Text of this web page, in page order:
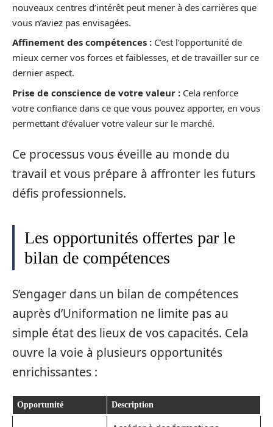
nouveaux centres d’intérêt peut mener à des carrières que
vous n’aviez pas envisagées.
Affinement des compétences : C’est l’opportunité de
mieux cerner vos forces et faiblesses, et de travailler sur ce
dernier aspect.
Prise de conscience de votre valeur : Cela renforce
votre confiance dans ce que vous pouvez apporter, en vous
permettant d’évaluer votre valeur sur le marché.
Ce processus vous éveille au monde du
travail et vous prépare à affronter les futurs
défis professionnels.
Les opportunités offertes par le
bilan de compétences
S’engager dans un bilan de compétences
auprès d’Uniformation ne limite pas au
simple état des lieux de vos capacités. Cela
ouvre la voie à plusieurs opportunités
enrichissantes :
Opportunité Description